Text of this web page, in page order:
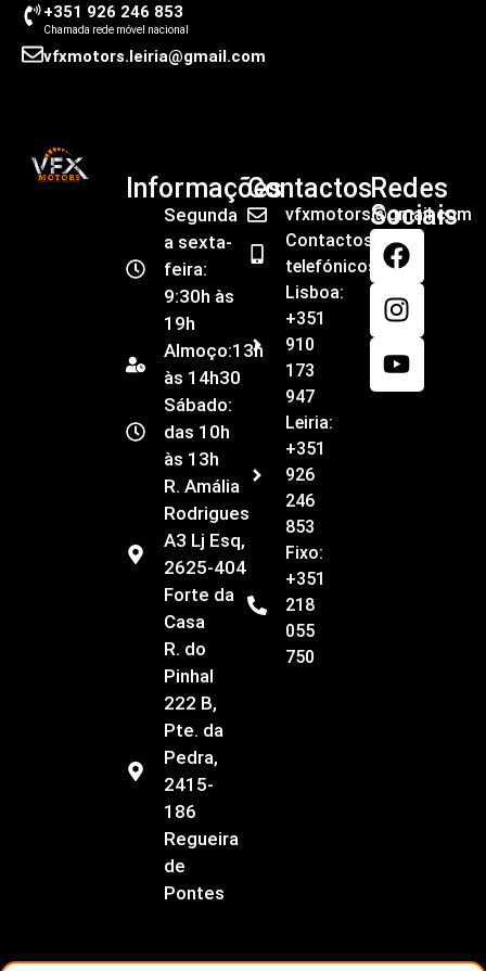
+351 926 246 853
Chamada rede móvel nacional
vfxmotors.leiria@gmail.com
Informações
Segunda
a sexta-
feira:
9:30h às
19h
Almoço:13h
às 14h30
Sábado:
das 10h
às 13h
R. Amália
Rodrigues
A3 Lj Esq,
2625-404
Forte da
Casa
R. do
Pinhal
222 B,
Pte. da
Pedra,
2415-
186
Regueira
de
Pontes
Contactos
vfxmotors@gmail.com
Contactos
telefónicos
Lisboa:
+351
910
173
947
Leiria:
+351
926
246
853
Fixo:
+351
218
055
750
Redes
Sociais